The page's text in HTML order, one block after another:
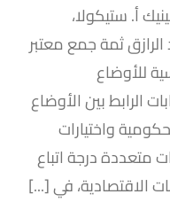
أ. ستيكولا،
ثمة جمع معتبر
للأوضاع
الرابط بين الأوضاع
واختيارات
متعددة درجة اتباع
الاقتصادية، في [...]